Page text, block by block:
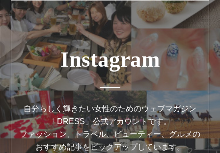
Instagram
自分らしく輝きたい女性のためのウェブマガジン
「DRESS」公式アカウントです。
ファッション、トラベル、ビューティー、グルメの
おすすめ記事をピックアップしています。